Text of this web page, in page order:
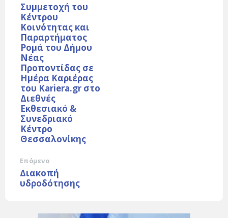
Συμμετοχή του
Κέντρου
Κοινότητας και
Παραρτήματος
Ρομά του Δήμου
Νέας
Προποντίδας σε
Ημέρα Καριέρας
του Kariera.gr στο
Διεθνές
Εκθεσιακό &
Συνεδριακό
Κέντρο
Θεσσαλονίκης
Επόμενο
Διακοπή
υδροδότησης